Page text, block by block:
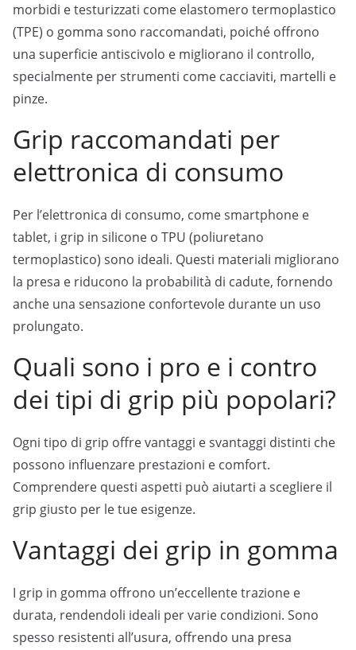
morbidi e testurizzati come elastomero termoplastico
(TPE) o gomma sono raccomandati, poiché offrono
una superficie antiscivolo e migliorano il controllo,
specialmente per strumenti come cacciaviti, martelli e
pinze.
Grip raccomandati per
elettronica di consumo
Per l’elettronica di consumo, come smartphone e
tablet, i grip in silicone o TPU (poliuretano
termoplastico) sono ideali. Questi materiali migliorano
la presa e riducono la probabilità di cadute, fornendo
anche una sensazione confortevole durante un uso
prolungato.
Quali sono i pro e i contro
dei tipi di grip più popolari?
Ogni tipo di grip offre vantaggi e svantaggi distinti che
possono influenzare prestazioni e comfort.
Comprendere questi aspetti può aiutarti a scegliere il
grip giusto per le tue esigenze.
Vantaggi dei grip in gomma
I grip in gomma offrono un’eccellente trazione e
durata, rendendoli ideali per varie condizioni. Sono
spesso resistenti all’usura, offrendo una presa